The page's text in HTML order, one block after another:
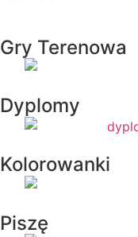
Gry Terenowa
Dyplomy
Kolorowanki
Piszę